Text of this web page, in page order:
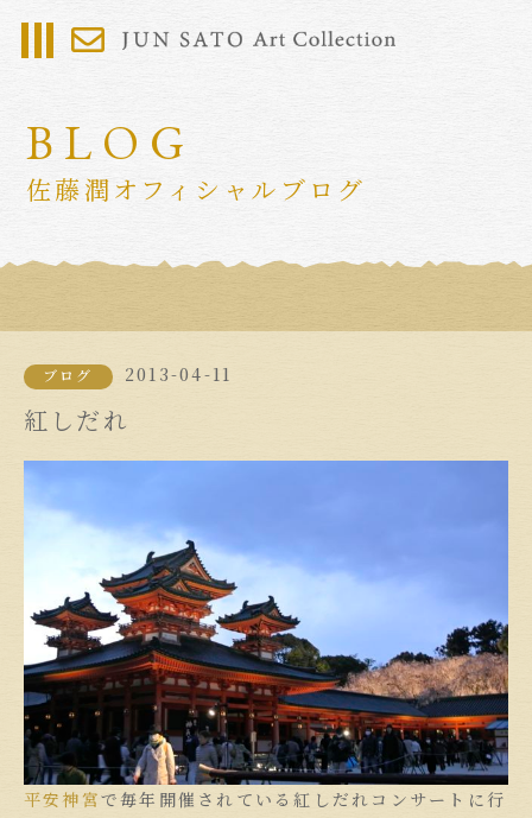
BLOG
佐藤潤オフィシャルブログ
ブログ 2013-04-11
紅しだれ
平安神宮で毎年開催されている紅しだれコンサートに行